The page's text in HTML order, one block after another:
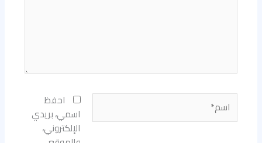
اسم*
احفظ
اسمي، بريدي
الإلكتروني،